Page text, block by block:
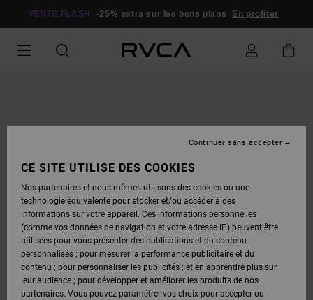
VENTE FLASH -25% extra sur les bons plans En profiter
CE SITE UTILISE DES COOKIES
Nos partenaires et nous-mêmes utilisons des cookies ou une
technologie équivalente pour stocker et/ou accéder à des
informations sur votre appareil. Ces informations personnelles
(comme vos données de navigation et votre adresse IP) peuvent être
utilisées pour vous présenter des publications et du contenu
personnalisés ; pour mesurer la performance publicitaire et du
contenu ; pour personnaliser les publicités ; et en apprendre plus sur
leur audience ; pour développer et améliorer les produits de nos
partenaires. Vous pouvez paramétrer vos choix pour accepter ou
Continuer sans accepter